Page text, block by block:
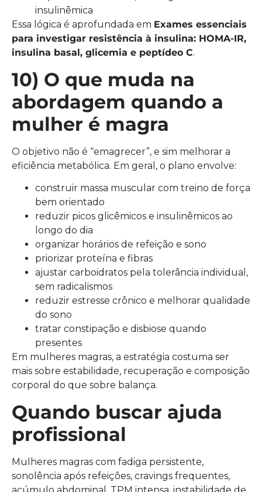
insulinêmica
Essa lógica é aprofundada em Exames essenciais
para investigar resistência à insulina: HOMA-IR,
insulina basal, glicemia e peptídeo C.
10) O que muda na
abordagem quando a
mulher é magra
O objetivo não é “emagrecer”, e sim melhorar a
eficiência metabólica. Em geral, o plano envolve:
construir massa muscular com treino de força
bem orientado
reduzir picos glicêmicos e insulinêmicos ao
longo do dia
organizar horários de refeição e sono
priorizar proteína e fibras
ajustar carboidratos pela tolerância individual,
sem radicalismos
reduzir estresse crônico e melhorar qualidade
do sono
tratar constipação e disbiose quando
presentes
Em mulheres magras, a estratégia costuma ser
mais sobre estabilidade, recuperação e composição
corporal do que sobre balança.
Quando buscar ajuda
profissional
Mulheres magras com fadiga persistente,
sonolência após refeições, cravings frequentes,
acúmulo abdominal, TPM intensa, instabilidade de